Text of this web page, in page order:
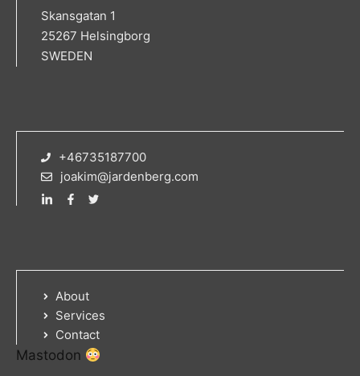
Skansgatan 1
25267 Helsingborg
SWEDEN
+46735187700
joakim@jardenberg.com
About
Services
Contact
Mastodon